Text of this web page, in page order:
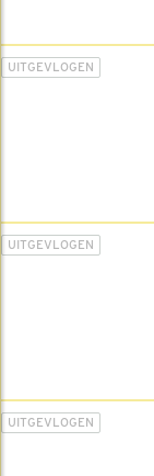
UITGEVLOGEN
UITGEVLOGEN
UITGEVLOGEN